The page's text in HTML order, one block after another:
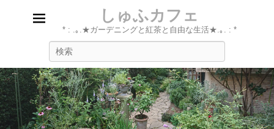
しゅふカフェ
* : .｡.★ガーデニングと紅茶と自由な生活★.｡. : *